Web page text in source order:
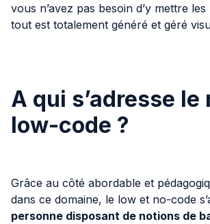
vous n’avez pas besoin d’y mettre les
tout est totalement généré et géré
A qui s’adresse le
low-code ?
Grâce au côté abordable et
dans ce domaine, le low et no-code
personne disposant de notions de